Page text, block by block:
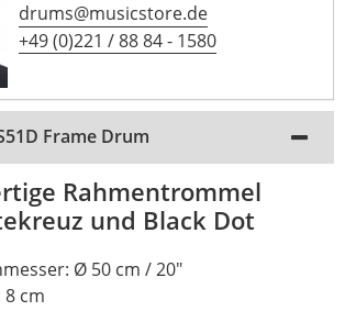
drums@musicstore.de
+49 (0)221 / 88 84 - 1580
Frame Drum
Rahmentrommel
und Black Dot
Ø 50 cm / 20"
8 cm